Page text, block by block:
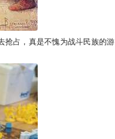
抢占，真是不愧为战斗民族的游